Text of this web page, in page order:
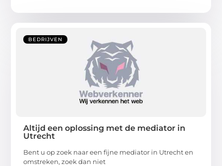
BEDRIJVEN
Altijd een oplossing met de mediator in
Utrecht
Bent u op zoek naar een fijne mediator in Utrecht en
omstreken, zoek dan niet